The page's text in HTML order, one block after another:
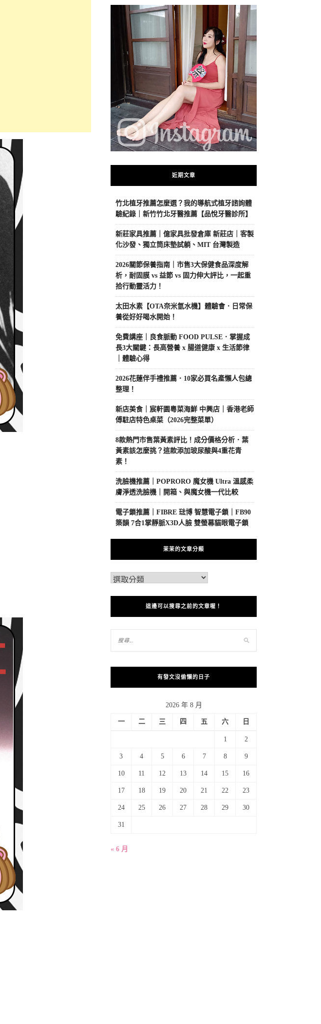
近期文章
竹北植牙推薦怎麼選？我的導航式植牙諮詢體
驗紀錄｜新竹竹北牙醫推薦【品悅牙醫診所】
新莊家具推薦｜億家具批發倉庫 新莊店｜客製
化沙發、獨立筒床墊試躺、MIT 台灣製造
2026關節保養指南｜市售3大保健食品深度解
析，耐固膜 vs 益節 vs 固力伸大評比，一起重
拾行動靈活力！
太田水素【OTA奈米氫水機】體驗會．日常保
養從好好喝水開始！
免費講座｜良食脈動 FOOD PULSE．掌握成
長3大關鍵：長高營養 x 腸道健康 x 生活節律
｜體驗心得
2026花蓮伴手禮推薦．10家必買名產懶人包總
整理！
新店美食｜宸軒園粵菜海鮮 中興店｜香港老師
傅駐店特色桌菜（2026完整菜單）
8款熱門市售葉黃素評比！成分價格分析．葉
黃素該怎麼挑？這款添加玻尿酸與4重花青
素！
洗臉機推薦｜POPRORO 魔女機 Ultra 溫感柔
膚淨透洗臉機｜開箱、與魔女機一代比較
電子鎖推薦｜FIBRE 琺博 智慧電子鎖｜FB90
築韻 7合1掌靜脈X3D人臉 雙螢幕貓眼電子鎖
茉茉的文章分類
這邊可以搜尋之前的文章喔！
有發文沒偷懶的日子
2026 年 8 月
一 二 三 四 五 六 日
1 2
3 4 5 6 7 8 9
10 11 12 13 14 15 16
17 18 19 20 21 22 23
24 25 26 27 28 29 30
31
« 6 月